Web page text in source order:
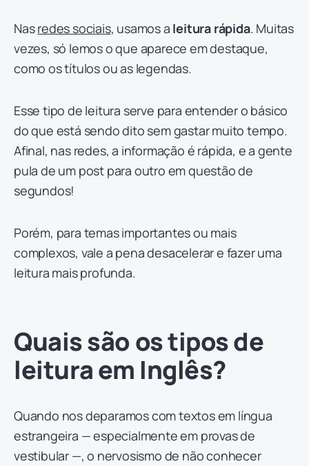
Nasredes sociais, usamos a leitura rápida. Muitas
vezes, só lemos o que aparece em destaque,
como os títulos ou as legendas.
Esse tipo de leitura serve para entender o básico
do que está sendo dito sem gastar muito tempo.
Afinal, nas redes, a informação é rápida, e a gente
pula de um post para outro em questão de
segundos!
Porém, para temas importantes ou mais
complexos, vale a pena desacelerar e fazer uma
leitura mais profunda.
Quais são os tipos de
leitura em Inglês?
Quando nos deparamos com textos em língua
estrangeira — especialmente em provas de
vestibular —, o nervosismo de não conhecer